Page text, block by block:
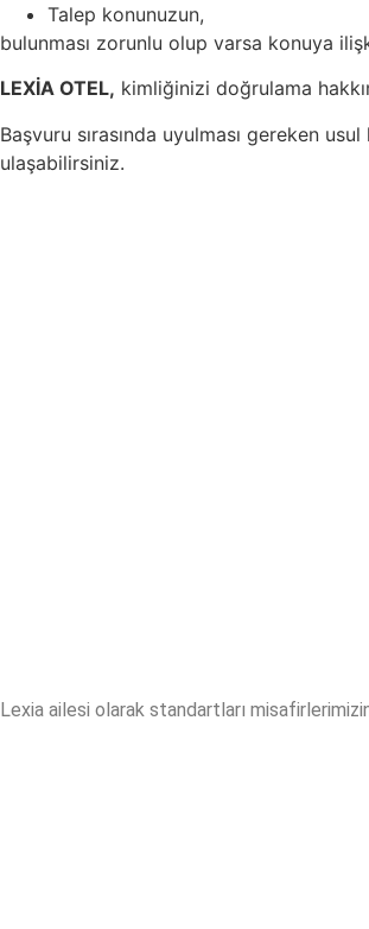
Talep konunuzun,
bulunması zorunlu olup varsa konuya
LEXİA OTEL, kimliğinizi doğrulama
Başvuru sırasında uyulması gereken
ulaşabilirsiniz.
Lexia ailesi olarak standartları